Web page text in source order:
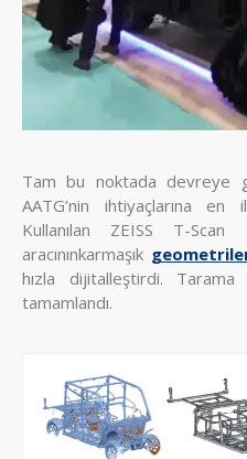
Tam bu noktada devreye
AATG’nin ihtiyaçlarına en
Kullanılan ZEISS T-
aracınınkarmaşık
hızla dijitalleştirdi.
tamamlandı.